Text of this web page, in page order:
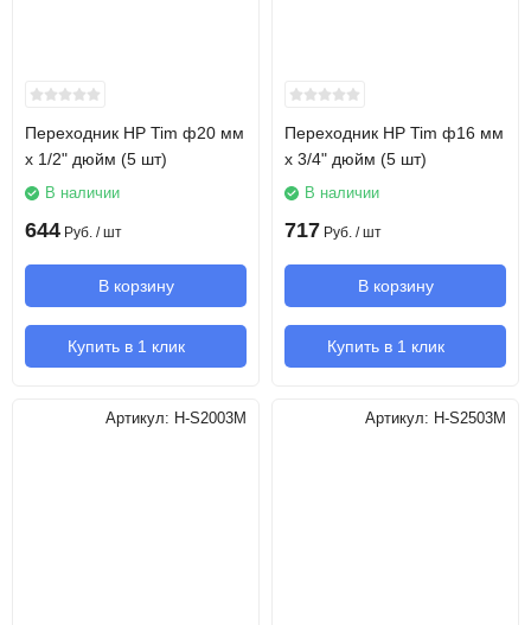
Переходник НР Tim ф20 мм
x 1/2" дюйм (5 шт)
В наличии
644 Руб. / шт
В корзину
Купить в 1 клик
Переходник НР Tim ф16 мм
x 3/4" дюйм (5 шт)
В наличии
717 Руб. / шт
В корзину
Купить в 1 клик
Артикул: H-S2003M Артикул: H-S2503M